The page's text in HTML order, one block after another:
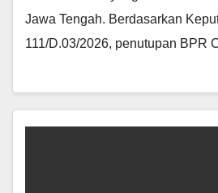
Jawa Tengah. Berdasarkan
111/D.03/2026, penutupan BPR